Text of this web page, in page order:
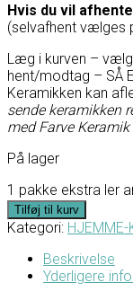
Hvis du vil
(selvafhent vælges
Læg i kurven –
hent/modtag – SÅ
Keramikken kan
sende keramikken
med Farve Keramik
På lager
1 pakke ekstra ler
Tilføj til kurv
Kategori: HJEMME-
Beskrivelse
Yderligere